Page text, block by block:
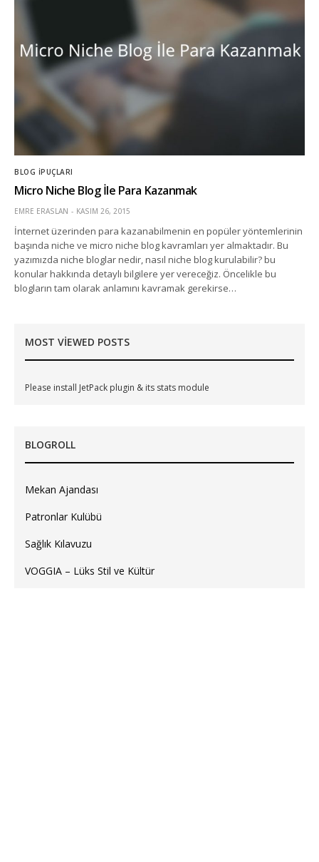
BLOG İPUÇLARI
Micro Niche Blog İle Para Kazanmak
EMRE ERASLAN KASIM 26, 2015
İnternet üzerinden para kazanabilmenin en popüler yöntemlerinin
başında niche ve micro niche blog kavramları yer almaktadır. Bu
yazımızda niche bloglar nedir, nasıl niche blog kurulabilir? bu
konular hakkında detaylı bilgilere yer vereceğiz. Öncelikle bu
blogların tam olarak anlamını kavramak gerekirse…
MOST VIEWED POSTS
Please install JetPack plugin & its stats module
BLOGROLL
Mekan Ajandası
Patronlar Kulübü
Sağlık Kılavuzu
VOGGIA – Lüks Stil ve Kültür